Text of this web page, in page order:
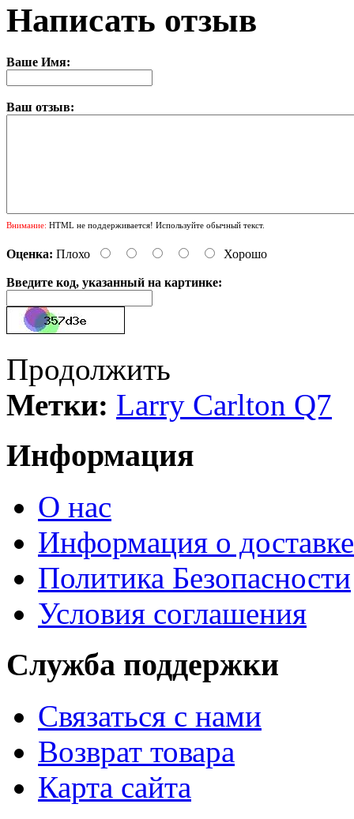
Написать отзыв
Ваше Имя:
Ваш отзыв:
Внимание: HTML не поддерживается! Используйте обычный текст.
Оценка: Плохо Хорошо
Введите код, указанный на картинке:
Продолжить
Метки: Larry Carlton Q7
Информация
О нас
Информация о доставке
Политика Безопасности
Условия соглашения
Служба поддержки
Связаться с нами
Возврат товара
Карта сайта